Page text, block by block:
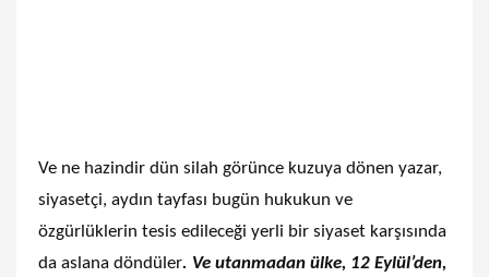
Ve ne hazindir dün silah görünce kuzuya dönen yazar,
siyasetçi, aydın tayfası bugün hukukun ve
özgürlüklerin tesis edileceği yerli bir siyaset karşısında
da aslana döndüler. Ve utanmadan ülke, 12 Eylül’den,